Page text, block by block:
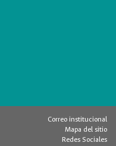
Correo institucional
Mapa del sitio
Redes Sociales